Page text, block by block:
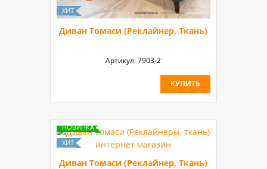
Диван Томаси (Реклайнер, Ткань)
Артикул:7903-2
КУПИТЬ
Диван Томаси (Реклайнер, Ткань)